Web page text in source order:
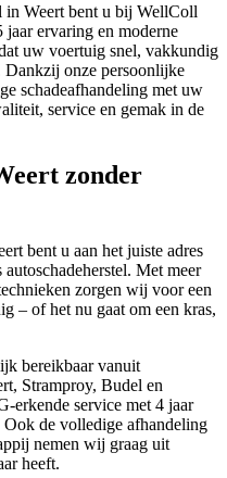
in Weert bent u bij WellColl
jaar ervaring en moderne
uw voertuig snel, vakkundig
Dankzij onze persoonlijke
schadeafhandeling met uw
service en gemak in de
zonder
bent u aan het juiste adres
Met meer
zorgen wij voor een
– of het nu gaat om een kras,
bereikbaar vanuit
Stramproy, Budel en
erkende service met 4 jaar
Ook de volledige afhandeling
nemen wij graag uit
heeft.